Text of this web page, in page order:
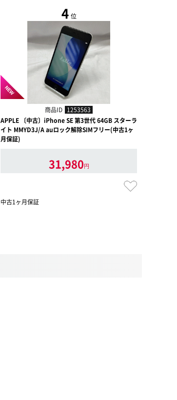
4 位
NEW
商品ID 1253563
APPLE 〔中古〕iPhone SE 第3世代 64GB スターラ
イト MMYD3J/A auロック解除SIMフリー(中古1ヶ
月保証)
31,980円
中古1ヶ月保証